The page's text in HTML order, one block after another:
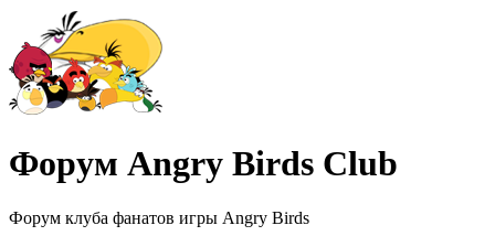
Форум Angry Birds Club
Форум клуба фанатов игры Angry Birds